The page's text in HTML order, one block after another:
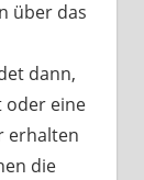
über das
dann,
oder eine
erhalten
die